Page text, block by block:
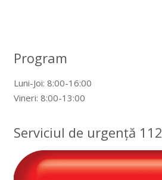
Program
Luni-Joi: 8:00-16:00
Vineri: 8:00-13:00
Serviciul de urgență 112